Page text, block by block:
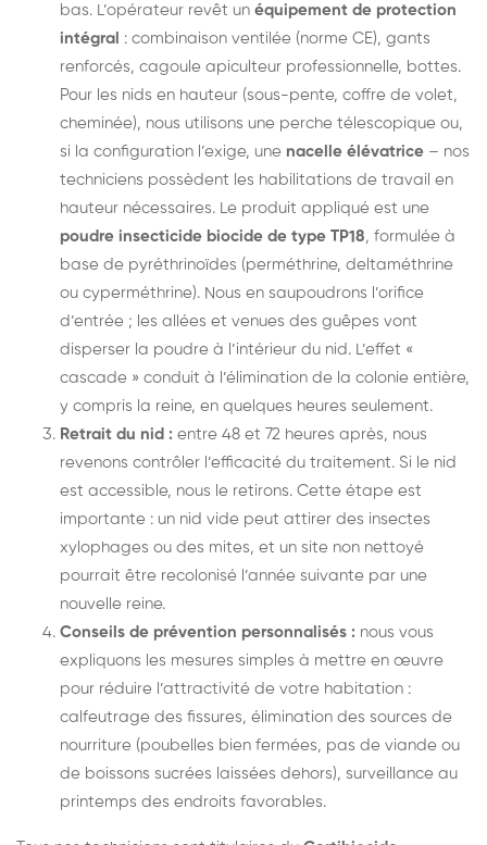
bas. L’opérateur revêt un équipement de protection
intégral : combinaison ventilée (norme CE), gants
renforcés, cagoule apiculteur professionnelle, bottes.
Pour les nids en hauteur (sous-pente, coffre de volet,
cheminée), nous utilisons une perche télescopique ou,
si la configuration l’exige, une nacelle élévatrice – nos
techniciens possèdent les habilitations de travail en
hauteur nécessaires. Le produit appliqué est une
poudre insecticide biocide de type TP18, formulée à
base de pyréthrinoïdes (perméthrine, deltaméthrine
ou cyperméthrine). Nous en saupoudrons l’orifice
d’entrée ; les allées et venues des guêpes vont
disperser la poudre à l’intérieur du nid. L’effet «
cascade » conduit à l’élimination de la colonie entière,
y compris la reine, en quelques heures seulement.
Retrait du nid : entre 48 et 72 heures après, nous
revenons contrôler l’efficacité du traitement. Si le nid
est accessible, nous le retirons. Cette étape est
importante : un nid vide peut attirer des insectes
xylophages ou des mites, et un site non nettoyé
pourrait être recolonisé l’année suivante par une
nouvelle reine.
Conseils de prévention personnalisés : nous vous
expliquons les mesures simples à mettre en œuvre
pour réduire l’attractivité de votre habitation :
calfeutrage des fissures, élimination des sources de
nourriture (poubelles bien fermées, pas de viande ou
de boissons sucrées laissées dehors), surveillance au
printemps des endroits favorables.